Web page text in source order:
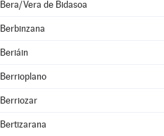
Bera/Vera de Bidasoa
Berbinzana
Beriáin
Berrioplano
Berriozar
Bertizarana